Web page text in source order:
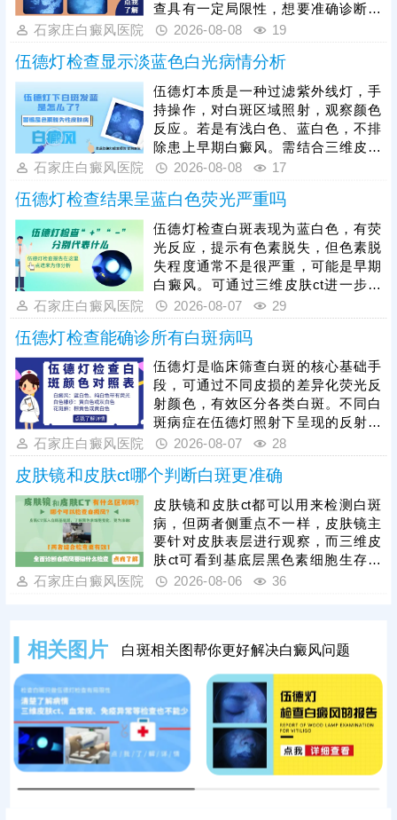
查具有一定局限性，想要准确诊断病
情，需联合三维皮肤ct、血常规、免
皮肤黑色素脱失程度、身体机能及免
疫异常情况，排除其他相似白斑皮肤
病。需要注意的是，白癜风不会自行
消退，且白斑易扩散、蔓延，确诊后
需抓紧黄金治疗时机，根据各项检查
结果制定针对性诊疗方案。
石家庄白癜风医院 2026-08-08 19
伍德灯检查显示淡蓝色白光病情分析
伍德灯本质是一种过滤紫外线灯，手
持操作，对白斑区域照射，观察颜色
反应。若是有浅白色、蓝白色，不排
除患上早期白癜风。需结合三维皮肤
ct进一步诊断，了解基底层黑色素细
白斑诊断结果有据可依。如果是早期
白癜风，正是治疗的黄金时期，抓早
期用药，对症治疗，白斑复色希望
大。
石家庄白癜风医院 2026-08-08 17
伍德灯检查结果呈蓝白色荧光严重吗
伍德灯检查白斑表现为蓝白色，有荧
光反应，提示有色素脱失，但色素脱
失程度通常不是很严重，可能是早期
白癜风。可通过三维皮肤ct进一步检
查，了解基底层黑色素细胞数目、生
存环境、结构等，为白斑诊断提供科
学依据，准确分辨白斑时期和类型，
指导规范治疗。早期白癜风治疗可以
用药，对症祛白，也可以搭配308激
光综合祛白，提升祛白速度，加快肤
色还原。
石家庄白癜风医院 2026-08-07 29
伍德灯检查能确诊所有白斑病吗
伍德灯是临床筛查白斑的核心基础手
段，可通过不同皮损的差异化荧光反
射颜色，有效区分各类白斑。不同白
斑病症在伍德灯照射下呈现的反射颜
色不同，能初步甄别白癜风、白色糠
疹、花斑癣等常见白斑问题，为病症
初步分型提供重要依据。尤其白癜风
病情复杂多变，单一伍德灯检查存在
局限性，临床需联合三维皮肤ct、血
常规、免疫异常检测等项目进一步检
查，清楚明确黑色素脱失程度、皮肤
皮损状态及身体诱因，全面掌握病
情。白癜风危害性较强，一般不会自
石家庄白癜风医院 2026-08-07 28
皮肤镜和皮肤ct哪个判断白斑更准确
皮肤镜和皮肤ct都可以用来检测白斑
病，但两者侧重点不一样，皮肤镜主
要针对皮肤表层进行观察，而三维皮
肤ct可看到基底层黑色素细胞生存环
境、运动轨迹等。两项检查各有优
生指导下进行规范治疗，对症用药，
循序渐进令病情好转。
石家庄白癜风医院 2026-08-06 36
相关图片 白斑相关图帮你更好解决白癜风问题